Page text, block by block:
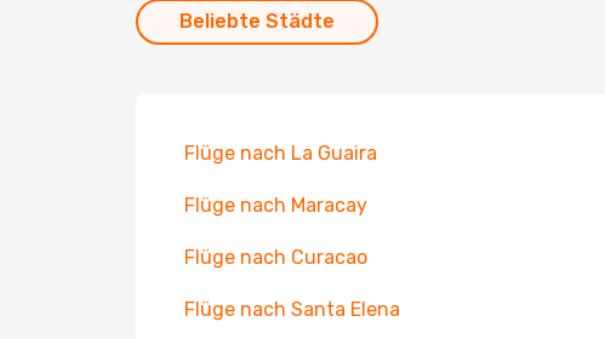
Beliebte Städte
Flüge nach La Guaira
Flüge nach Maracay
Flüge nach Curacao
Flüge nach Santa Elena